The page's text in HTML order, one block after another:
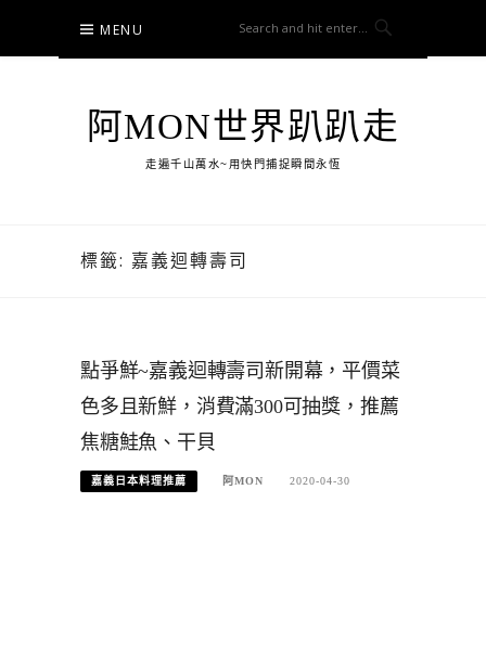
content
MENU
阿MON世界趴趴走
走遍千山萬水~用快門捕捉瞬間永恆
標籤: 嘉義迴轉壽司
點爭鮮~嘉義迴轉壽司新開幕，平價菜
色多且新鮮，消費滿300可抽獎，推薦
焦糖鮭魚、干貝
嘉義日本料理推薦 阿MON 2020-04-30